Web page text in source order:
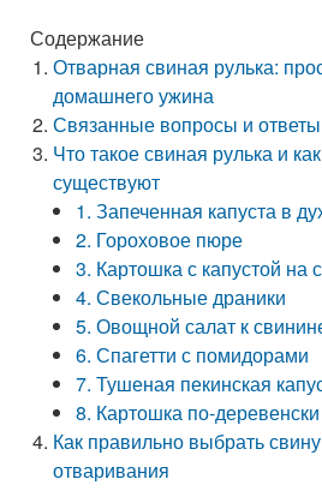
Содержание
Отварная свиная рулька:
домашнего ужина
Связанные вопросы и ответы
Что такое свиная рулька и
существуют
1. Запеченная капуста в
2. Гороховое пюре
3. Картошка с капустой на
4. Свекольные драники
5. Овощной салат к
6. Спагетти с помидорами
7. Тушеная пекинская
8. Картошка по-деревенски
Как правильно выбрать
отваривания